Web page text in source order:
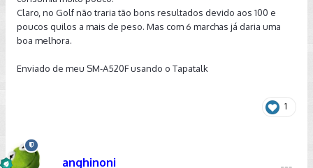
Claro, no Golf não traria tão bons resultados devido aos 100 e
poucos quilos a mais de peso. Mas com 6 marchas já daria uma
boa melhora.
Enviado de meu SM-A520F usando o Tapatalk
1
anghinoni